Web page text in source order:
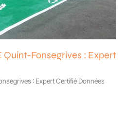
Quint-Fonsegrives : Expert
: Expert Certifié Données